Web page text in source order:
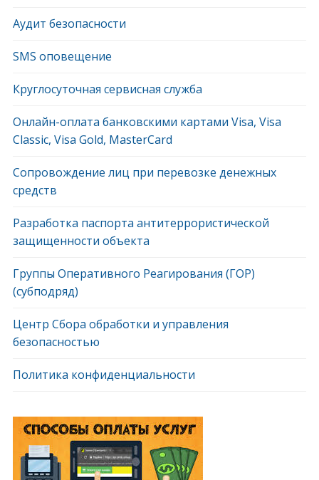
Аудит безопасности
SMS оповещение
Круглосуточная сервисная служба
Онлайн-оплата банковскими картами Visa, Visa
Classic, Visa Gold, MasterCard
Сопровождение лиц при перевозке денежных
средств
Разработка паспорта антитеррористической
защищенности объекта
Группы Оперативного Реагирования (ГОР)
(субподряд)
Центр Сбора обработки и управления
безопасностью
Политика конфиденциальности